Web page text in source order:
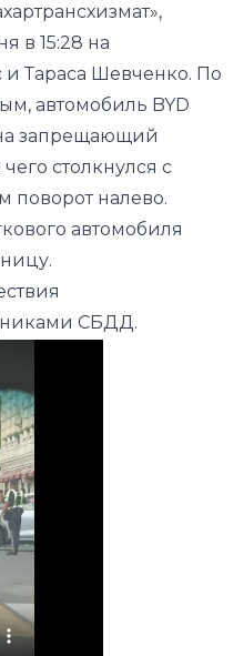
в 15:28 на
и Тараса Шевченко. По
автомобиль BYD
запрещающий
столкнулся с
поворот налево.
автомобиля
СБДД.